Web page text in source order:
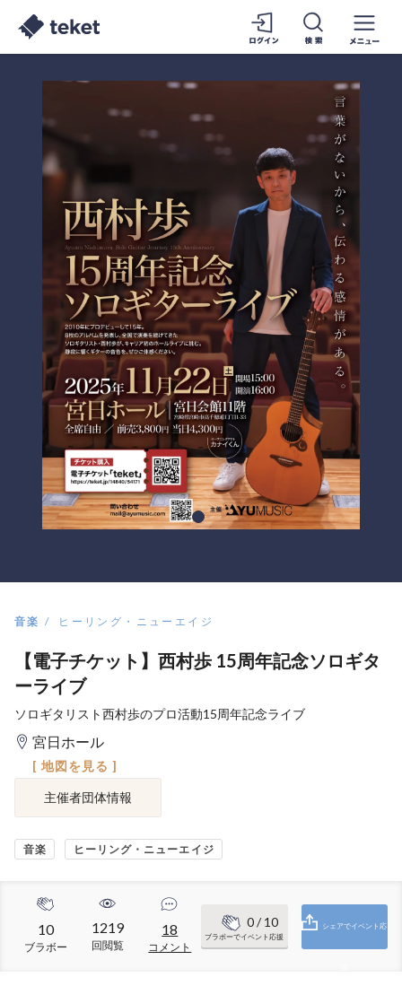
音楽 ヒーリング・ニューエイジ
【電子チケット】西村歩 15周年記念ソロギタ
ーライブ
ソロギタリスト西村歩のプロ活動15周年記念ライブ
宮日ホール
[ 地図を見る ]
主催者団体情報
音楽 ヒーリング・ニューエイジ
10
ブラボー
1219
回閲覧
18
コメント
0/ 10
ブラボーでイベント応援
シェアでイベント応